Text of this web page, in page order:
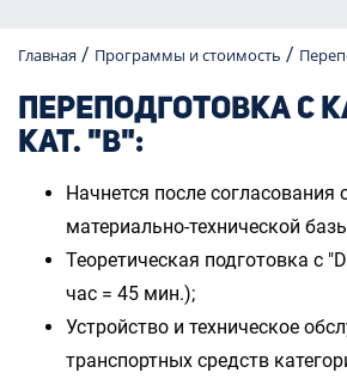
Главная Программы и стоимость
ПЕРЕПОДГОТОВКА С
КАТ. "В":
Начнется после
материально-технической
Теоретическая подготовка с
час = 45 мин.);
Устройство и техническое
транспортных средств